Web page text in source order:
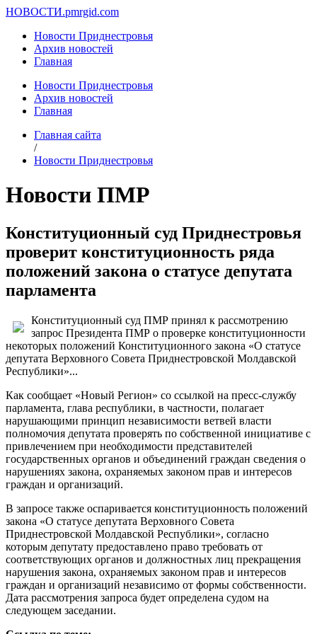
НОВОСТИ.pmrgid.com
Новости Приднестровья
Архив новостей
Главная
Новости Приднестровья
Архив новостей
Главная
Главная сайта
/
Новости Приднестровья
Новости ПМР
Конституционный суд Приднестровья
проверит конституционность ряда
положений закона о статусе депутата
парламента
Конституционный суд ПМР принял к рассмотрению
запрос Президента ПМР о проверке конституционности
некоторых положений Конституционного закона «О статусе
депутата Верховного Совета Приднестровской Молдавской
Республики»...
Как сообщает «Новый Регион» со ссылкой на пресс-службу
парламента, глава республики, в частности, полагает
нарушающими принцип независимости ветвей власти
полномочия депутата проверять по собственной инициативе с
привлечением при необходимости представителей
государственных органов и объединений граждан сведения о
нарушениях закона, охраняемых законом прав и интересов
граждан и организаций.
В запросе также оспаривается конституционность положений
закона «О статусе депутата Верховного Совета
Приднестровской Молдавской Республики», согласно
которым депутату предоставлено право требовать от
соответствующих органов и должностных лиц прекращения
нарушения закона, охраняемых законом прав и интересов
граждан и организаций независимо от формы собственности.
Дата рассмотрения запроса будет определена судом на
следующем заседании.